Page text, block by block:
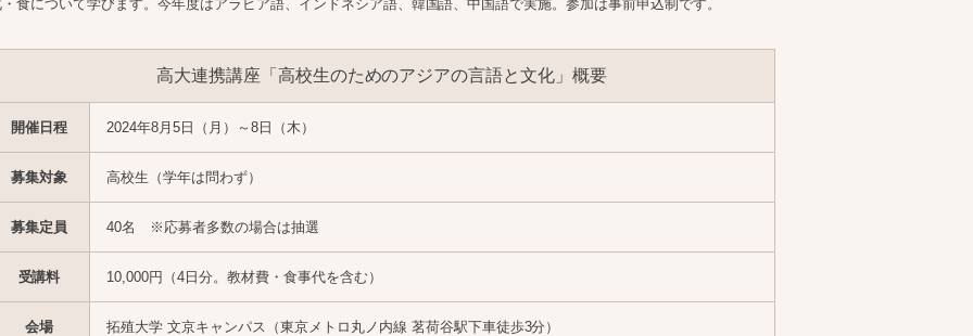
食について学びます。今年度はアラビア語、インドネシア語、韓国語、中国語で実施。参加は事前申込制です。
高大連携講座「高校生のためのアジアの言語と文化」概要
開催日程 2024年8月5日（月）～8日（木）
募集対象 高校生（学年は問わず）
募集定員 40名 ※応募者多数の場合は抽選
受講料 10,000円（4日分。教材費・食事代を含む）
会場 拓殖大学 文京キャンパス（東京メトロ丸ノ内線 茗荷谷駅下車徒歩3分）